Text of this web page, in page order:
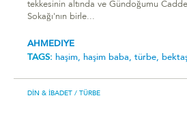
tekkesinin altında ve Gündoğumu
Sokağı'nın birle...
AHMEDIYE
TAGS: haşim, haşim baba, türbe,
DIN & İBADET / TÜRBE